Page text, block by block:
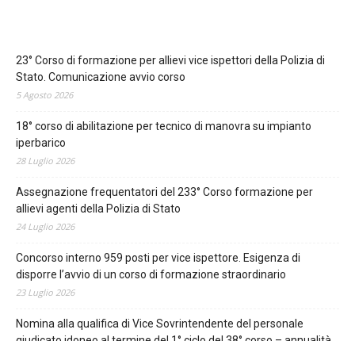
23° Corso di formazione per allievi vice ispettori della Polizia di
Stato. Comunicazione avvio corso
5 Agosto 2026
18° corso di abilitazione per tecnico di manovra su impianto
iperbarico
28 Luglio 2026
Assegnazione frequentatori del 233° Corso formazione per
allievi agenti della Polizia di Stato
24 Luglio 2026
Concorso interno 959 posti per vice ispettore. Esigenza di
disporre l’avvio di un corso di formazione straordinario
23 Luglio 2026
Nomina alla qualifica di Vice Sovrintendente del personale